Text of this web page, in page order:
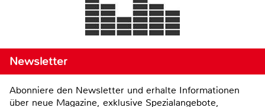
Newsletter
Abonniere den Newsletter und erhalte Informationen
über neue Magazine, exklusive Spezialangebote,